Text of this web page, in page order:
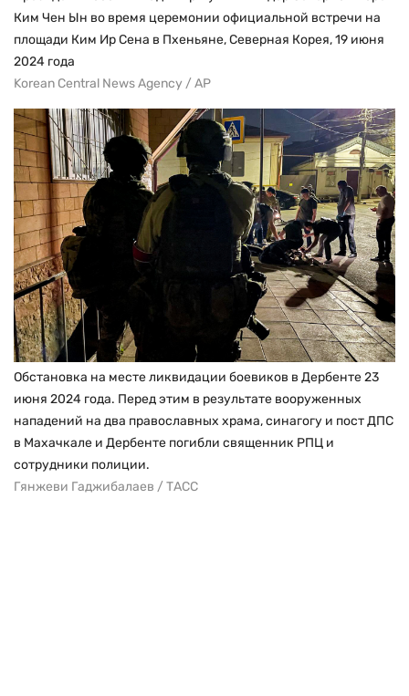
Ким Чен Ын во время церемонии официальной встречи на
площади Ким Ир Сена в Пхеньяне, Северная Корея, 19 июня
2024 года
Korean Central News Agency / AP
Обстановка на месте ликвидации боевиков в Дербенте 23
июня 2024 года. Перед этим в результате вооруженных
нападений на два православных храма, синагогу и пост ДПС
в Махачкале и Дербенте погибли священник РПЦ и
сотрудники полиции.
Гянжеви Гаджибалаев / ТАСС